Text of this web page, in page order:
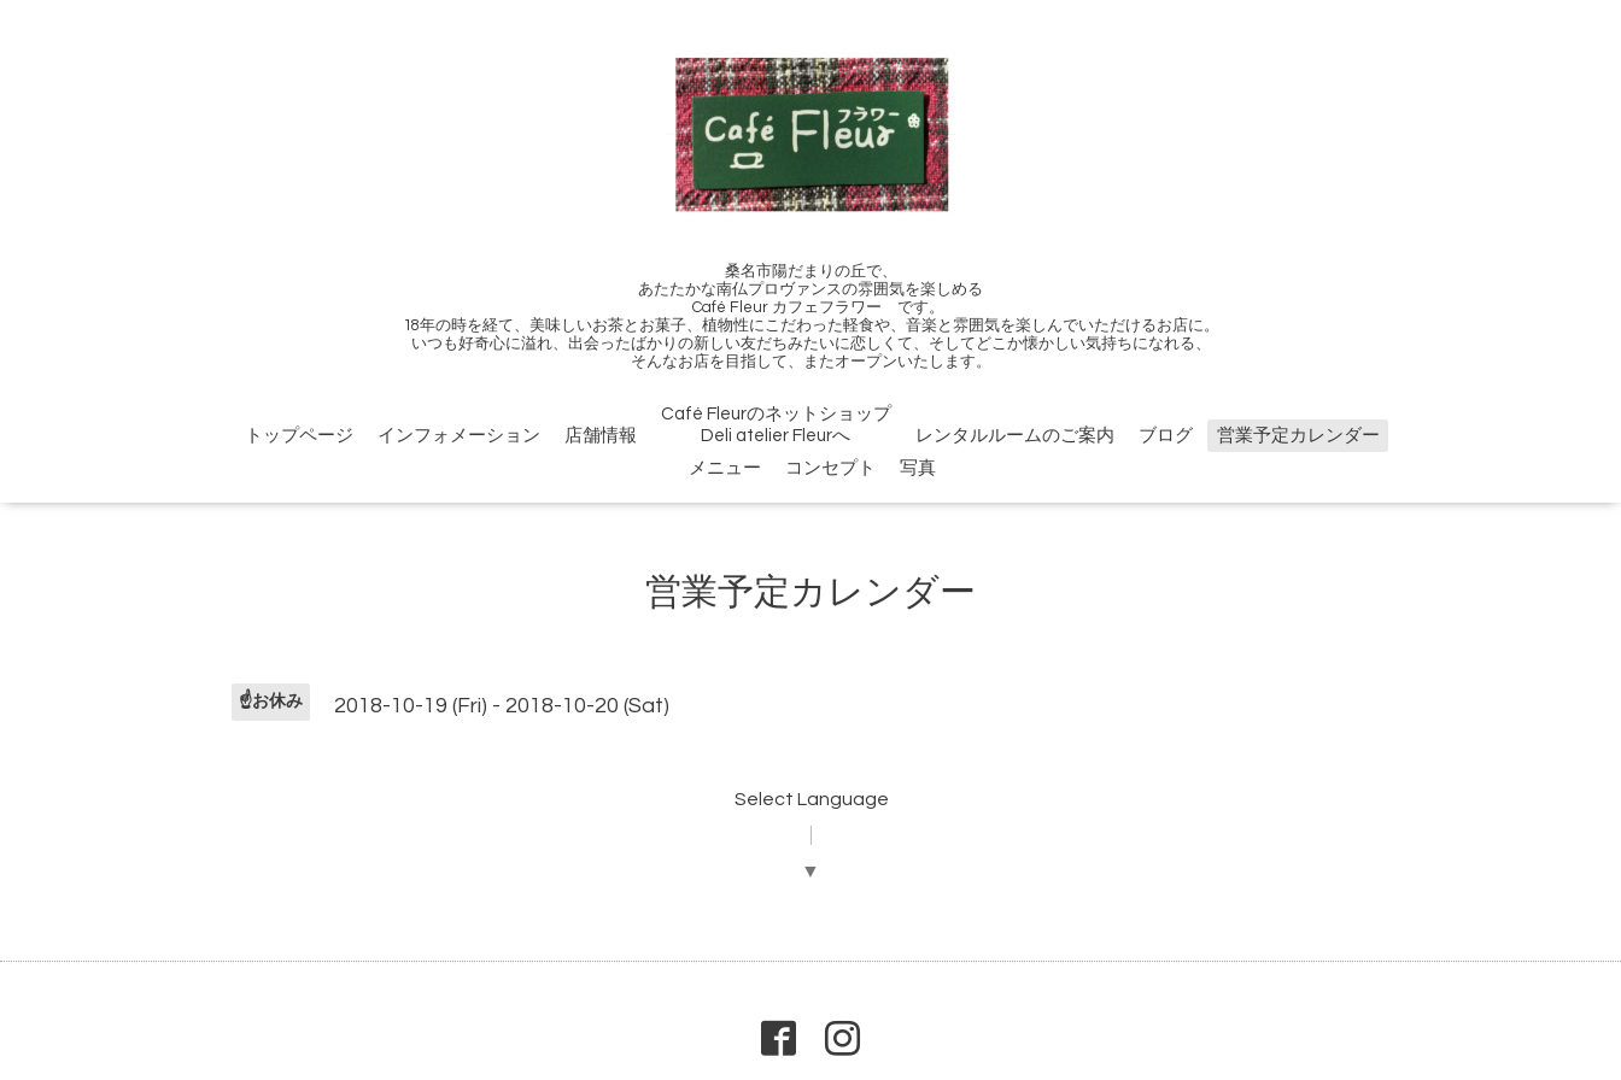
桑名市陽だまりの丘で、
あたたかな南仏プロヴァンスの雰囲気を楽しめる
Café Fleur カフェフラワー です。
18年の時を経て、美味しいお茶とお菓子、植物性にこだわった軽食や、音楽と雰囲気を楽しんでいただけるお店に。
いつも好奇心に溢れ、出会ったばかりの新しい友だちみたいに恋しくて、そしてどこか懐かしい気持ちになれる、
そんなお店を目指して、またオープンいたします。
トップページ インフォメーション 店舗情報
Café Fleurのネットショップ
Deli atelier Fleurへ
レンタルルームのご案内 ブログ
営業予定カレンダー
メニュー
コンセプト 写真
営業予定カレンダー
☝️お休み 2018-10-19 (Fri) - 2018-10-20 (Sat)
Select Language
▼